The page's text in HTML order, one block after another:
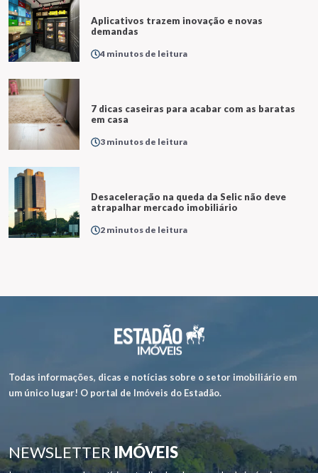
Aplicativos trazem inovação e novas
demandas
4 minutos de leitura
7 dicas caseiras para acabar com as baratas
em casa
3 minutos de leitura
Desaceleração na queda da Selic não deve
atrapalhar mercado imobiliário
2 minutos de leitura
Todas informações, dicas e notícias sobre o setor imobiliário em
um único lugar! O portal de Imóveis do Estadão.
NEWSLETTERIMÓVEIS